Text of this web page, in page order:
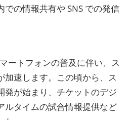
での情報共有や SNS での発信
ートフォンの普及に伴い、ス
加速します。この頃から、ス
発が始まり、チケットのデジ
ルタイムの試合情報提供など